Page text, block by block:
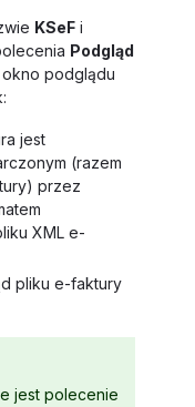
KSeF i
Podgląd
podglądu
jest
(razem
przez
XML e-
pliku e-faktury
jest polecenie